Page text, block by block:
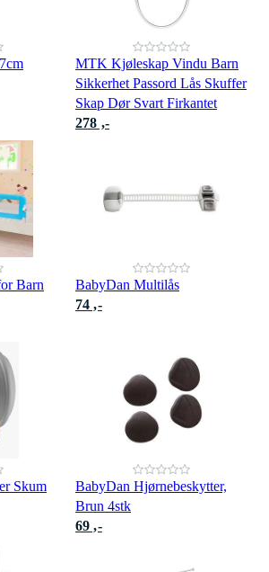
MTK Kjøleskap Vindu Barn
Sikkerhet Passord Lås Skuffer
Skap Dør Svart Firkantet
278 ,-
Barn
BabyDan Multilås
74 ,-
Skum
BabyDan Hjørnebeskytter,
Brun 4stk
69 ,-